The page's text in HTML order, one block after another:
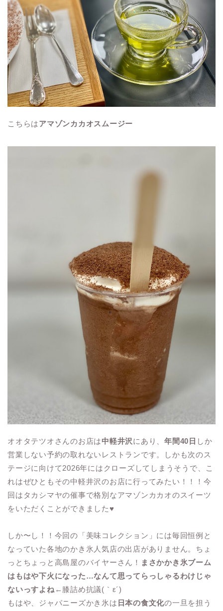
こちらはアマゾンカカオスムージー
オオタテツオさんのお店は中軽井沢にあり、年間40日 しか
営業しない予約の取れないレストランです。しかも次のス
テージに向けて2026年にはクローズしてしまうそうで、こ
れはぜひともその中軽井沢のお店に行ってみたい！！！今
回はタカシマヤの催事で格別なアマゾンカカオのスイーツ
をいただくことができました♥
しか〜し！！今回の「美味コレクション」には毎回恒例と
なっていた各地のかき氷人気店の出店がありません。ちょ
っとちょっと高島屋のバイヤーさん！ まさかかき氷ブーム
はもはや下火になった…なんて思ってらっしゃるわけじゃ
ないっすよね ←膝詰め抗議(｀ε´)
もはや、ジャパニーズかき氷は 日本の食文化の一旦を担う